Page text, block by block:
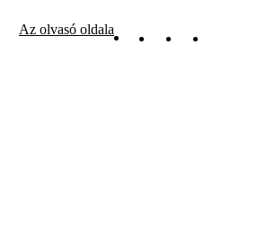
Az olvasó oldala